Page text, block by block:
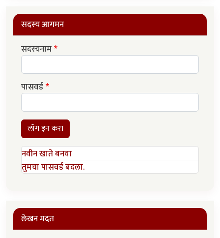
सदस्य आगमन
सदस्यनाम
पासवर्ड
लॉग इन करा
नवीन खाते बनवा
तुमचा पासवर्ड बदला.
लेखन मदत